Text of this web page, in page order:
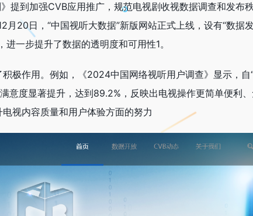
提到加强CVB应用推广，规范电视剧收视数据调查和发布秩
20日，“中国视听大数据”新版网站正式上线，设有“数据
进一步提升了数据的透明度和可用性‌1。
极作用。例如，《2024中国网络视听用户调查》显示，自
意度显著提升，达到89.2%，反映出电视操作更简单便利
视内容质量和用户体验方面的努力‌